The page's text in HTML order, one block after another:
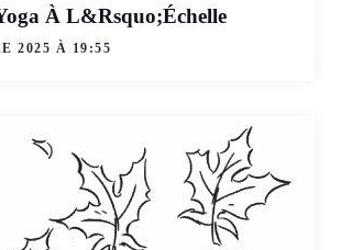
À L&Rsquo;Échelle
2025 À 19:55